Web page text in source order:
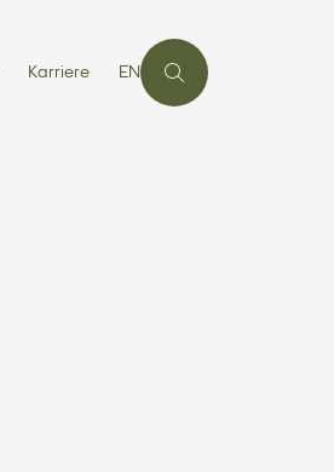
Karriere EN